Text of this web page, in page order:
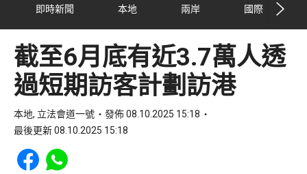
即時新聞 本地 兩岸 國際
截至6月底有近3.7萬人透
過短期訪客計劃訪港
本地, 立法會道一號
發佈 08.10.2025 15:18
最後更新 08.10.2025 15:18
Share to Facebook
Share to WhatsApp